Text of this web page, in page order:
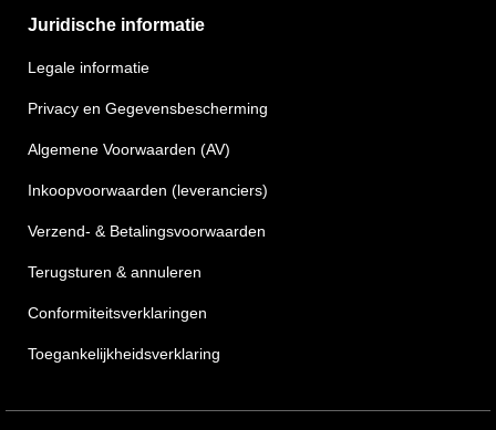
Juridische informatie
Legale informatie
Privacy en Gegevensbescherming
Algemene Voorwaarden (AV)
Inkoopvoorwaarden (leveranciers)
Verzend- & Betalingsvoorwaarden
Terugsturen & annuleren
Conformiteitsverklaringen
Toegankelijkheidsverklaring